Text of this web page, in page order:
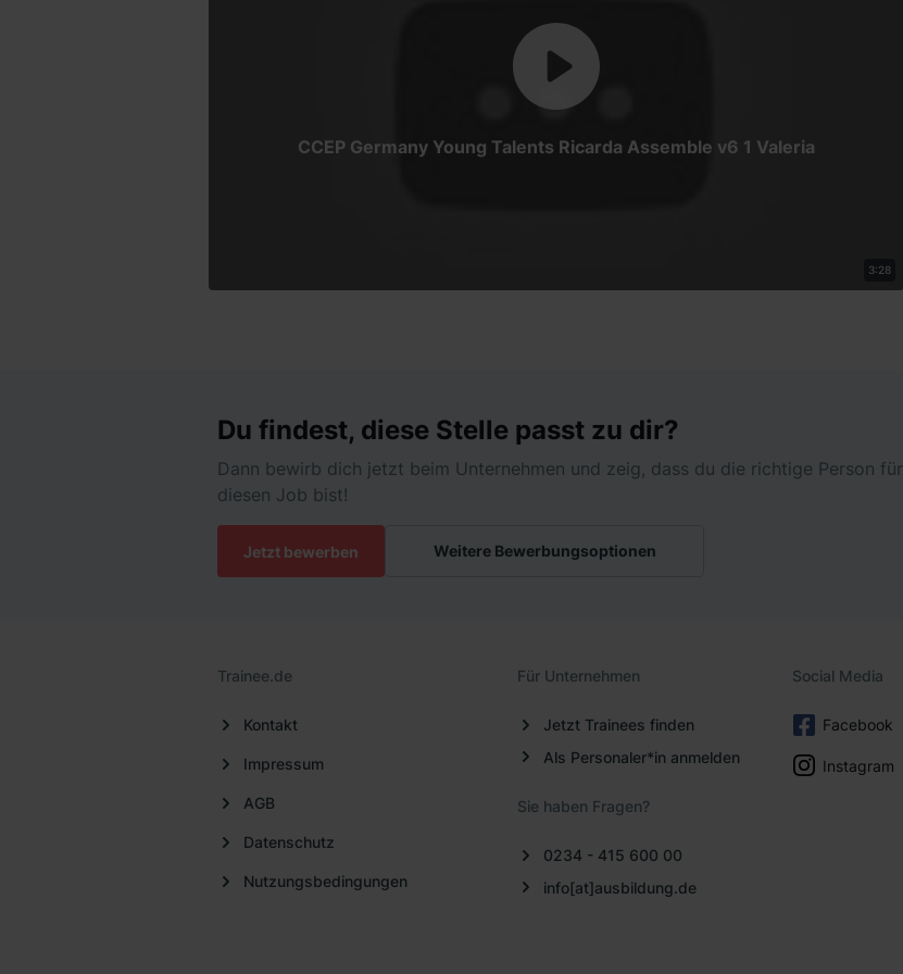
CCEP Germany Young Talents Ricarda Assemble v6 1 Valeria
3:28
Du findest, diese Stelle passt zu dir?
Dann bewirb dich jetzt beim Unternehmen und zeig, dass du die richtige Person für
diesen Job bist!
Jetzt bewerben Weitere Bewerbungsoptionen
Trainee.de
Kontakt
Impressum
AGB
Datenschutz
Nutzungsbedingungen
Für Unternehmen
Jetzt Trainees finden
Als Personaler*in anmelden
Sie haben Fragen?
0234 - 415 600 00
info[at]ausbildung.de
Social Media
Facebook
Instagram